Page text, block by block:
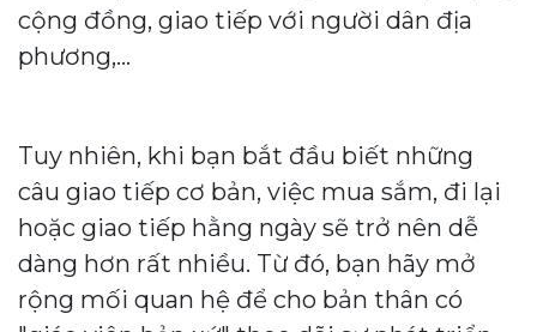
cộng đồng, giao tiếp với người dân địa
phương,...
Tuy nhiên, khi bạn bắt đầu biết những
câu giao tiếp cơ bản, việc mua sắm, đi lại
hoặc giao tiếp hằng ngày sẽ trở nên dễ
dàng hơn rất nhiều. Từ đó, bạn hãy mở
rộng mối quan hệ để cho bản thân có